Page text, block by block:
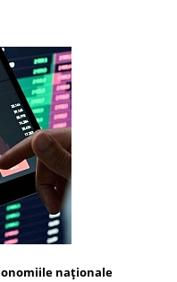
naționale